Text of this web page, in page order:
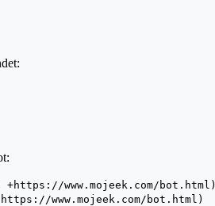
www.mojeek.com/bot.html)
www.mojeek.com/bot.html)